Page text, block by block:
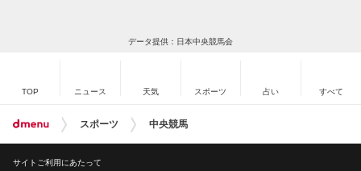
データ提供：日本中央競馬会
TOP ニュース 天気 スポーツ 占い すべて
スポーツ 中央競馬
サイトご利用にあたって